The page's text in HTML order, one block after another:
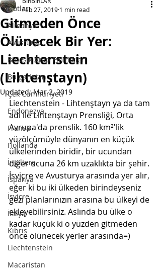
Notlar
Almanya
Avusturya
Birleşik Arap Emirlikleri
Bulgaristan
Çek Cumhuriyeti
Endonezya
Fransa
Hollanda
İngiltere
İspanya
İsviçre
İtalya
Kıbrıs
Liechtenstein
Macaristan
Gitmeden Önce
Ölünecek Bir Yer:
Liechtenstein
(Lihtenştayn)
Feb 27, 2019 1 min read
Updated:Mar 2, 2019
Liechtenstein - Lihtenştayn ya da tam
adı ile Lihtenştayn Prensliği, Orta
Avrupa'da prenslik. 160 km²'lik
yüzölçümüyle dünyanın en küçük
ülkelerinden biridir, bir ucundan
diğer ucuna 26 km uzaklıkta bir şehir.
İsviçre ve Avusturya arasında yer alır,
eğer ki bu iki ülkeden birindeyseniz
gezi planlarınızın arasına bu ülkeyi de
ekleyebilirsiniz. Aslında bu ülke o
kadar küçük ki o yüzden gitmeden
önce ölünecek yerler arasında=)